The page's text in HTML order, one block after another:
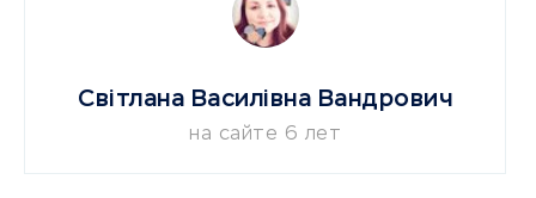
Світлана Василівна Вандрович
на сайте 6 лет